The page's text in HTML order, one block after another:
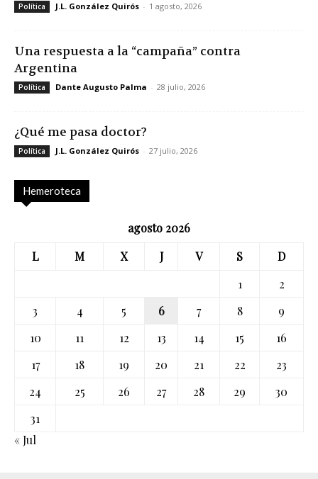
Política J.L. González Quirós - 1 agosto, 2026
Una respuesta a la “campaña” contra
Argentina
Política Dante Augusto Palma - 28 julio, 2026
¿Qué me pasa doctor?
Política J.L. González Quirós - 27 julio, 2026
Hemeroteca
agosto 2026
L
M X J V S
D
1
2
3
4 5 6 7 8
9
10
11 12 13 14 15
16
17
18 19 20 21 22
23
24
25 26 27 28 29
30
31
« Jul